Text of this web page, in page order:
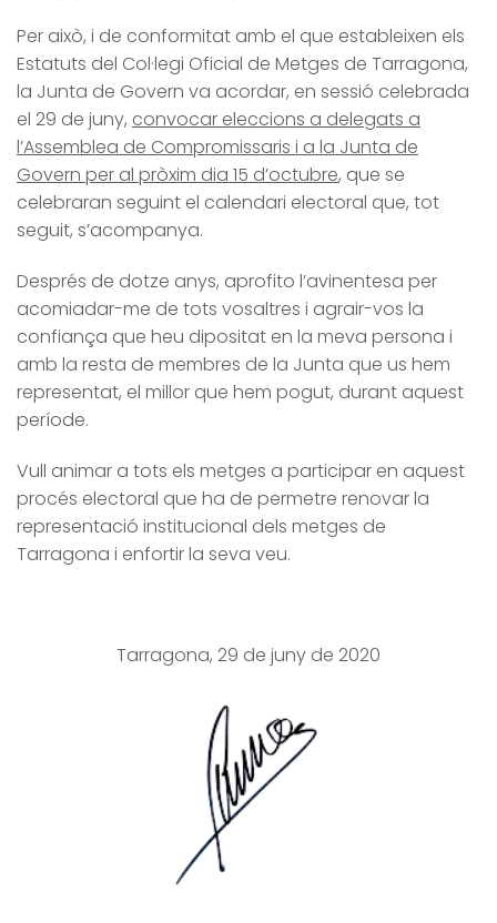
Per això, i de conformitat amb el que estableixen els
Estatuts del Col·legi Oficial de Metges de Tarragona,
la Junta de Govern va acordar, en sessió celebrada
el 29 de juny, convocar eleccions a delegats a
l’Assemblea de Compromissaris i a la Junta de
Govern per al pròxim dia 15 d’octubre, que se
celebraran seguint el calendari electoral que, tot
seguit, s’acompanya.
Després de dotze anys, aprofito l’avinentesa per
acomiadar-me de tots vosaltres i agrair-vos la
confiança que heu dipositat en la meva persona i
amb la resta de membres de la Junta que us hem
representat, el millor que hem pogut, durant aquest
període.
Vull animar a tots els metges a participar en aquest
procés electoral que ha de permetre renovar la
representació institucional dels metges de
Tarragona i enfortir la seva veu.
Tarragona, 29 de juny de 2020